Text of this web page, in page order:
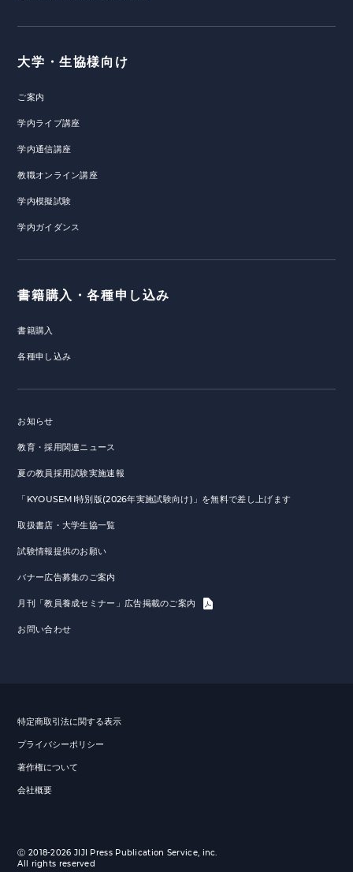
大学・生協様向け
ご案内
学内ライブ講座
学内通信講座
教職オンライン講座
学内模擬試験
学内ガイダンス
書籍購入・各種申し込み
書籍購入
各種申し込み
お知らせ
教育・採用関連ニュース
夏の教員採用試験実施速報
「KYOUSEMI特別版(2026年実施試験向け)」を無料で差し上げます
取扱書店・大学生協一覧
試験情報提供のお願い
バナー広告募集のご案内
月刊「教員養成セミナー」広告掲載のご案内
お問い合わせ
特定商取引法に関する表示
プライバシーポリシー
著作権について
会社概要
Ⓒ 2018-2026 JIJI Press Publication Service, inc.
All rights reserved